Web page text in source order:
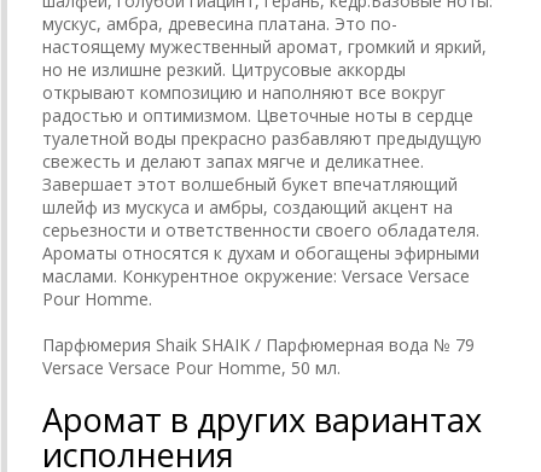
мускус, амбра, древесина платана. Это по-
настоящему мужественный аромат, громкий и яркий,
но не излишне резкий. Цитрусовые аккорды
открывают композицию и наполняют все вокруг
радостью и оптимизмом. Цветочные ноты в сердце
туалетной воды прекрасно разбавляют предыдущую
свежесть и делают запах мягче и деликатнее.
Завершает этот волшебный букет впечатляющий
шлейф из мускуса и амбры, создающий акцент на
серьезности и ответственности своего обладателя.
Ароматы относятся к духам и обогащены эфирными
маслами. Конкурентное окружение: Versace Versace
Pour Homme.
Парфюмерия Shaik SHAIK / Парфюмерная вода № 79
Versace Versace Pour Homme, 50 мл.
Аромат в других вариантах
исполнения